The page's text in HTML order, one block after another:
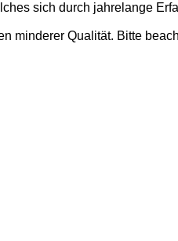
sich durch jahrelange
minderer Qualität. Bitte